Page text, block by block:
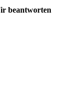
beantworten